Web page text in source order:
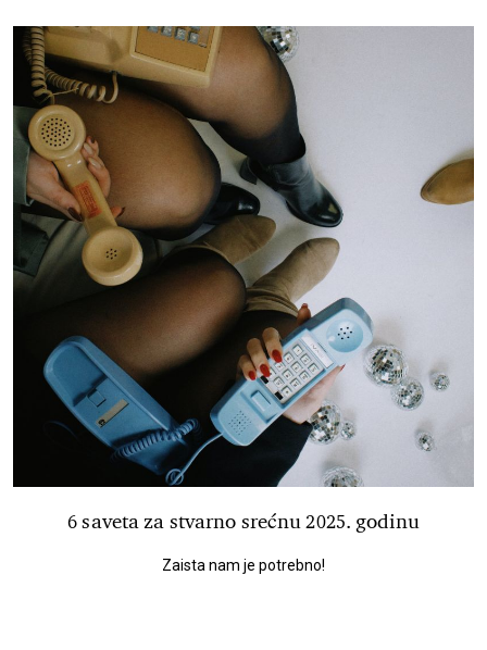
6 saveta za stvarno srećnu 2025. godinu
Zaista nam je potrebno!